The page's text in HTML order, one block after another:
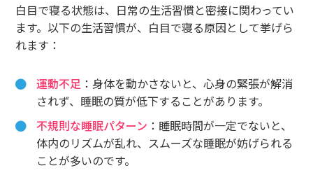
白目で寝る状態は、日常の生活習慣と密接に関わってい
ます。以下の生活習慣が、白目で寝る原因として挙げら
れます：
運動不足 ：身体を動かさないと、心身の緊張が解消
されず、睡眠の質が低下することがあります。
不規則な睡眠パターン ：睡眠時間が一定でないと、
体内のリズムが乱れ、スムーズな睡眠が妨げられる
ことが多いのです。